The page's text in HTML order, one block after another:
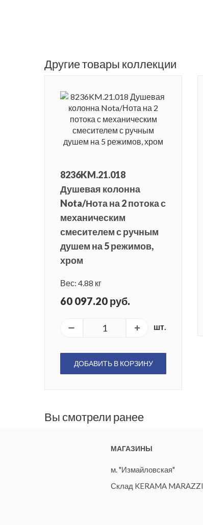
Другие товары коллекции
8236KM.21.018
Душевая колонна
Nota/Нота на 2 потока с
механическим
смесителем с ручным
душем на 5 режимов,
хром
Вес: 4.88 кг
60 097.20 руб.
шт.
ДОБАВИТЬ В КОРЗИНУ
Вы смотрели ранее
МАГАЗИНЫ
м. "Измайловская"
Склад KERAMA MARAZZI